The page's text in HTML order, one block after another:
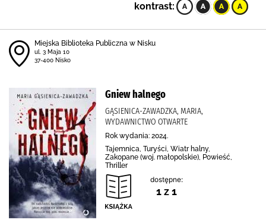
kontrast:
Miejska Biblioteka Publiczna w Nisku
ul. 3 Maja 10
37-400 Nisko
Gniew halnego
GĄSIENICA-ZAWADZKA, MARIA,
WYDAWNICTWO OTWARTE
Rok wydania: 2024.
Tajemnica, Turyści, Wiatr halny,
Zakopane (woj. małopolskie), Powieść,
Thriller
dostępne:
1 z 1